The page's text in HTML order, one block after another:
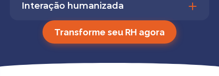
Interação humanizada
Transforme seu RH agora